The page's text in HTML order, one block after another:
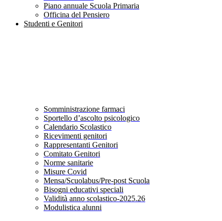
Piano annuale Scuola Primaria
Officina del Pensiero
Studenti e Genitori
Somministrazione farmaci
Sportello d’ascolto psicologico
Calendario Scolastico
Ricevimenti genitori
Rappresentanti Genitori
Comitato Genitori
Norme sanitarie
Misure Covid
Mensa/Scuolabus/Pre-post Scuola
Bisogni educativi speciali
Validità anno scolastico-2025.26
Modulistica alunni